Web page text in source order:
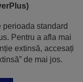
standard
Pentru a afla mai
extinsă, accesați
de mai jos.